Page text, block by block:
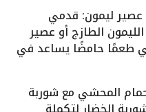
عصير ليمون: قدمي
الطازج أو عصير
طعمًا حامضًا يساعد في
المحشي مع شوربة